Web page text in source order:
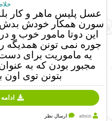
عسل پلیس ماهر و کار
سورن همکار خودش بدش
این دوتا مامور خوب و
جوره نمی تونن همدیگه
یه ماموریت برای دست
مجبور بودن که به
بتونن توی اون
admin ارسال نظر